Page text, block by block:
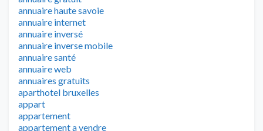
annuaire haute savoie
annuaire internet
annuaire inversé
annuaire inverse mobile
annuaire santé
annuaire web
annuaires gratuits
aparthotel bruxelles
appart
appartement
appartement a vendre